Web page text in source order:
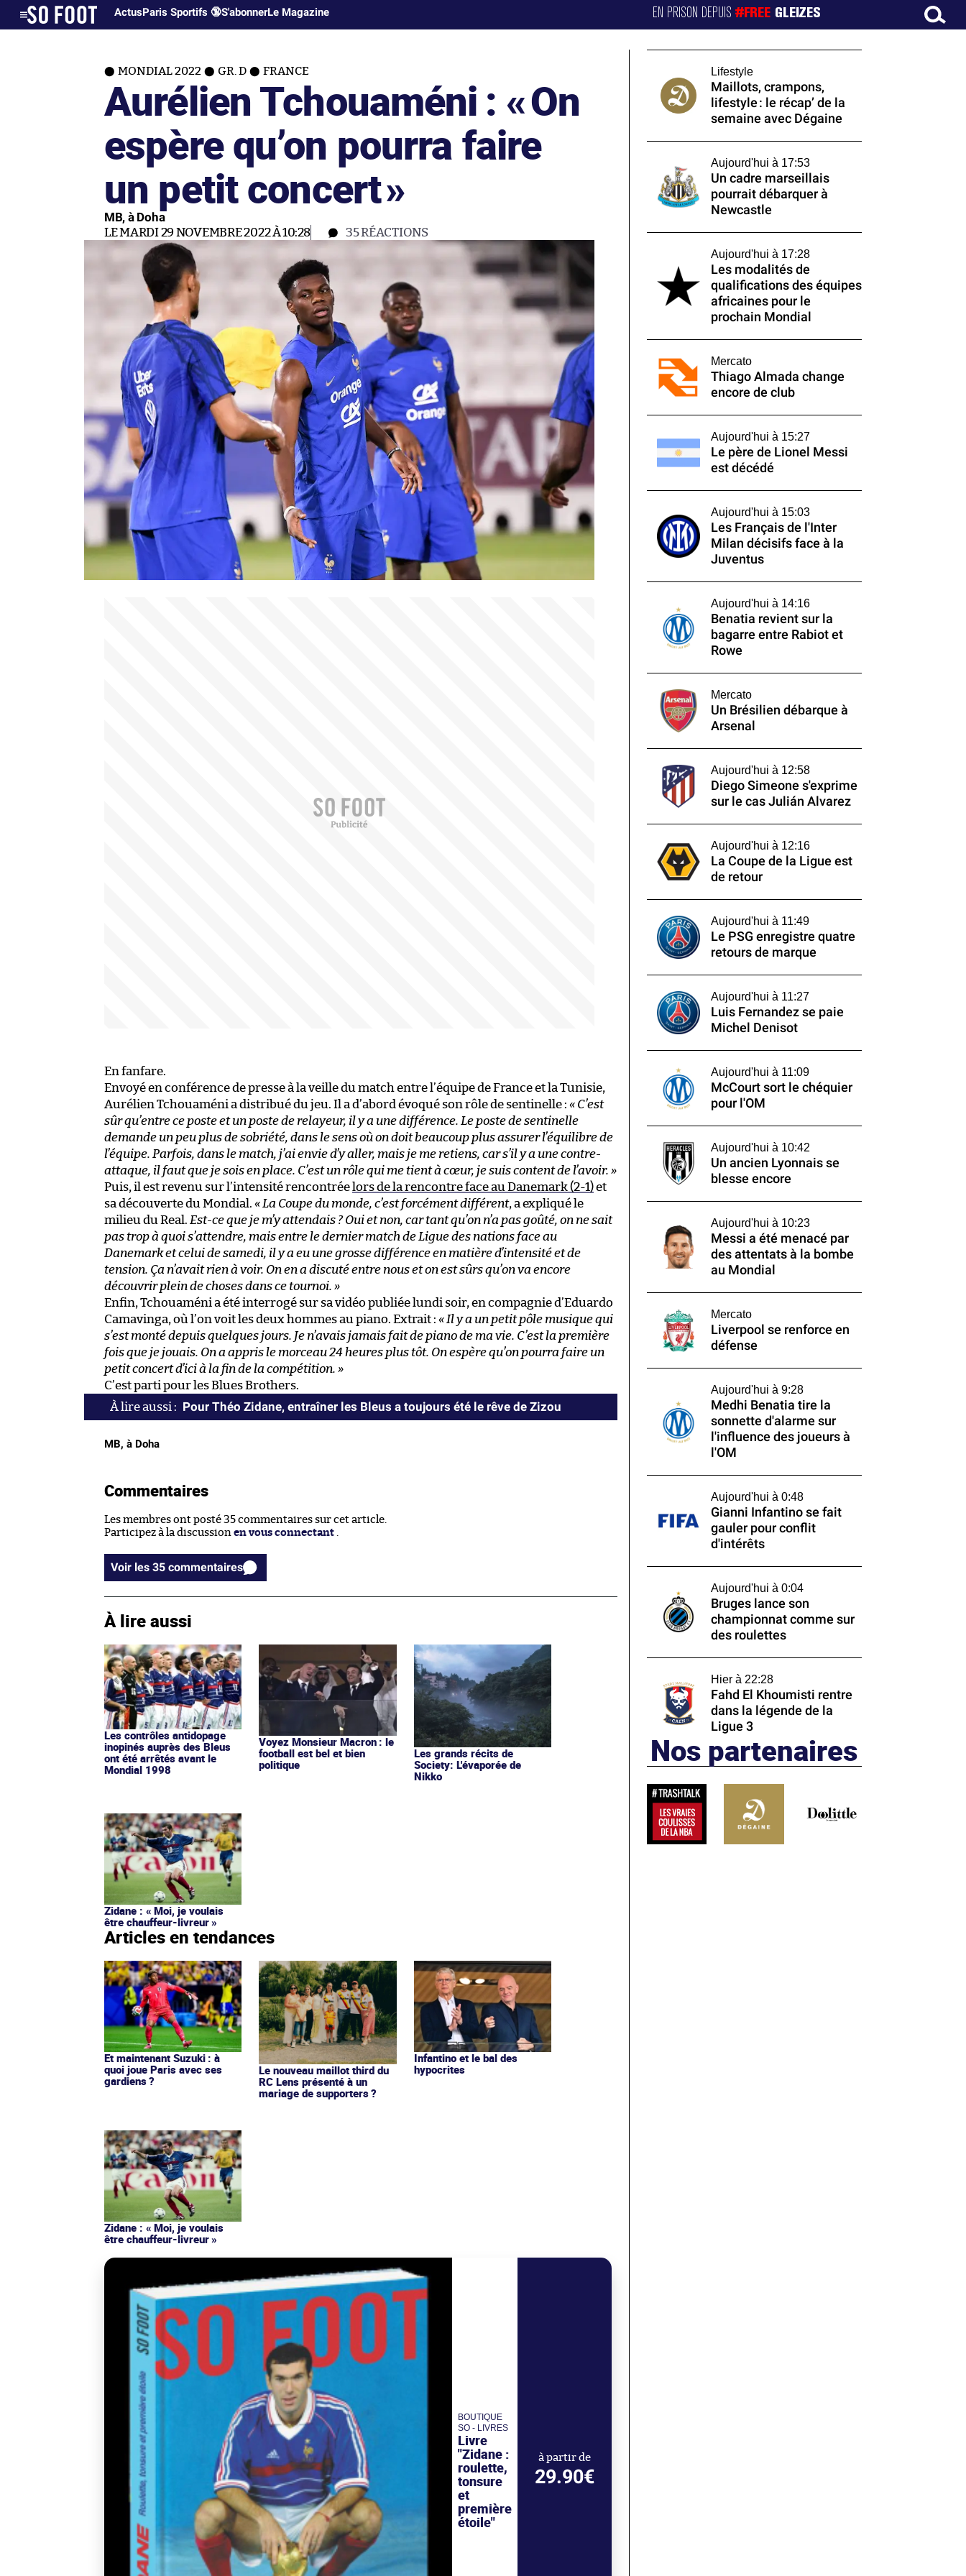
ActusParis Sportifs 🔞S'abonnerLe Magazine EN PRISON DEPUIS#FREE GLEIZES
MONDIAL 2022 GR. D FRANCE
Aurélien Tchouaméni : «On
espère qu’on pourra faire
un petit concert»
MB, à Doha
LE MARDI 29 NOVEMBRE 2022 À 10:28 35RÉACTIONS
En fanfare.
Envoyé en conférence de presse à la veille du match entre l’équipe de France et la Tunisie,
Aurélien Tchouaméni a distribué du jeu. Il a d’abord évoqué son rôle de sentinelle : « C’est
sûr qu’entre ce poste et un poste de relayeur, il y a une différence. Le poste de sentinelle
demande un peu plus de sobriété, dans le sens où on doit beaucoup plus assurer l’équilibre de
l’équipe. Parfois, dans le match, j’ai envie d’y aller, mais je me retiens, car s’il y a une contre-
attaque, il faut que je sois en place. C’est un rôle qui me tient à cœur, je suis content de l’avoir. »
Puis, il est revenu sur l’intensité rencontrée lors de la rencontre face au Danemark (2-1)et
sa découverte du Mondial. « La Coupe du monde, c’est forcément différent, a expliqué le
milieu du Real. Est-ce que je m’y attendais ? Oui et non, car tant qu’on n’a pas goûté, on ne sait
pas trop à quoi s’attendre, mais entre le dernier match de Ligue des nations face au
Danemark et celui de samedi, il y a eu une grosse différence en matière d’intensité et de
tension. Ça n’avait rien à voir. On en a discuté entre nous et on est sûrs qu’on va encore
découvrir plein de choses dans ce tournoi. »
Enfin, Tchouaméni a été interrogé sur sa vidéo publiée lundi soir, en compagnie d’Eduardo
Camavinga, où l’on voit les deux hommes au piano. Extrait : « Il y a un petit pôle musique qui
s’est monté depuis quelques jours. Je n’avais jamais fait de piano de ma vie. C’est la première
fois que je jouais. On a appris le morceau 24 heures plus tôt. On espère qu’on pourra faire un
petit concert d’ici à la fin de la compétition. »
C’est parti pour les Blues Brothers.
Pour Théo Zidane, entraîner les Bleus a toujours été le rêve de Zizou
MB, à Doha
Commentaires
Les membres ont posté 35 commentaires sur cet article.
Participez à la discussion en vous connectant .
Voir les 35 commentaires
À lire aussi
Les contrôles antidopage
inopinés auprès des Bleus
ont été arrêtés avant le
Mondial 1998
Voyez Monsieur Macron : le
football est bel et bien
politique
Les grands récits de
Society: L'évaporée de
Nikko
Zidane : « Moi, je voulais
être chauffeur-livreur »
Articles en tendances
Et maintenant Suzuki : à
quoi joue Paris avec ses
gardiens ?
Le nouveau maillot third du
RC Lens présenté à un
mariage de supporters ?
Infantino et le bal des
hypocrites
Zidane : « Moi, je voulais
être chauffeur-livreur »
BOUTIQUE
SO - LIVRES
Livre
"Zidane :
roulette,
tonsure
et
première
étoile"
à partir de
29.90€
Lifestyle
Maillots, crampons,
lifestyle : le récap’ de la
semaine avec Dégaine
Aujourd'hui à 17:53
Un cadre marseillais
pourrait débarquer à
Newcastle
Aujourd'hui à 17:28
Les modalités de
qualifications des équipes
africaines pour le
prochain Mondial
Mercato
Thiago Almada change
encore de club
Aujourd'hui à 15:27
Le père de Lionel Messi
est décédé
Aujourd'hui à 15:03
Les Français de l'Inter
Milan décisifs face à la
Juventus
Aujourd'hui à 14:16
Benatia revient sur la
bagarre entre Rabiot et
Rowe
Mercato
Un Brésilien débarque à
Arsenal
Aujourd'hui à 12:58
Diego Simeone s'exprime
sur le cas Julián Alvarez
Aujourd'hui à 12:16
La Coupe de la Ligue est
de retour
Aujourd'hui à 11:49
Le PSG enregistre quatre
retours de marque
Aujourd'hui à 11:27
Luis Fernandez se paie
Michel Denisot
Aujourd'hui à 11:09
McCourt sort le chéquier
pour l'OM
Aujourd'hui à 10:42
Un ancien Lyonnais se
blesse encore
Aujourd'hui à 10:23
Messi a été menacé par
des attentats à la bombe
au Mondial
Mercato
Liverpool se renforce en
défense
Aujourd'hui à 9:28
Medhi Benatia tire la
sonnette d'alarme sur
l'influence des joueurs à
l'OM
Aujourd'hui à 0:48
Gianni Infantino se fait
gauler pour conflit
d'intérêts
Aujourd'hui à 0:04
Bruges lance son
championnat comme sur
des roulettes
Hier à 22:28
Fahd El Khoumisti rentre
dans la légende de la
Ligue 3
Nos partenaires